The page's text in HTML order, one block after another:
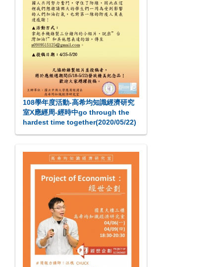
108學年度活動-高希均知識經濟研究
室X應經周-經時中go through the
hardest time together(2020/05/22)